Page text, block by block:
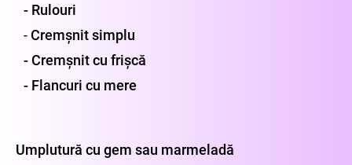
- Rulouri
-Cremșnit simplu
- Cremșnit cu frișcă
- Flancuri cu mere
Umplutură cu gem sau marmeladă